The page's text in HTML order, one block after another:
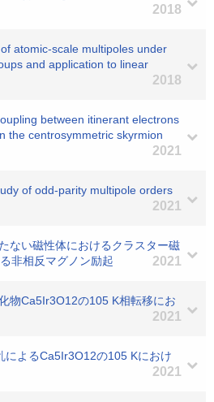
2018
atomic-scale multipoles under
and application to linear
2018
between itinerant electrons
the centrosymmetric skyrmion
2021
of odd-parity multipole orders
2021
ない磁性体におけるクラスター磁
非相反マグノン励起
2021
物Ca5Ir3O12の105 K相転移にお
2021
によるCa5Ir3O12の105 Kにおけ
2021